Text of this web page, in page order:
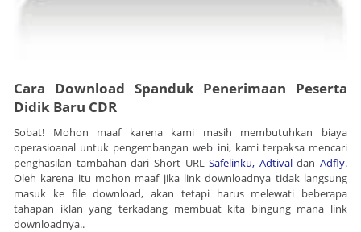
Cara Download Spanduk Penerimaan Peserta
Didik Baru CDR
Sobat! Mohon maaf karena kami masih membutuhkan biaya
operasioanal untuk pengembangan web ini, kami terpaksa mencari
penghasilan tambahan dari Short URLSafelinku, Adtivaldan Adfly.
Oleh karena itu mohon maaf jika link downloadnya tidak langsung
masuk ke file download, akan tetapi harus melewati beberapa
tahapan iklan yang terkadang membuat kita bingung mana link
downloadnya..